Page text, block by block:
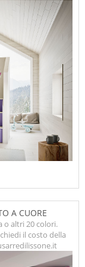
A CUORE
o altri 20 colori.
il costo della